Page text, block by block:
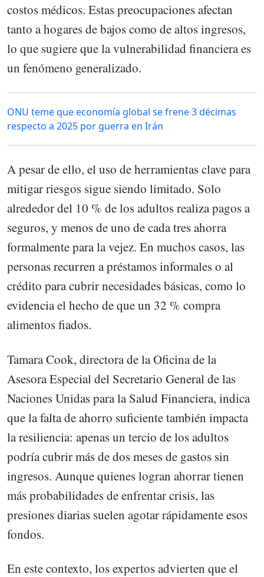
costos médicos. Estas preocupaciones afectan
tanto a hogares de bajos como de altos ingresos,
lo que sugiere que la vulnerabilidad financiera es
un fenómeno generalizado.
ONU teme que economía global se frene 3 décimas
respecto a 2025 por guerra en Irán
A pesar de ello, el uso de herramientas clave para
mitigar riesgos sigue siendo limitado. Solo
alrededor del 10 % de los adultos realiza pagos a
seguros, y menos de uno de cada tres ahorra
formalmente para la vejez. En muchos casos, las
personas recurren a préstamos informales o al
crédito para cubrir necesidades básicas, como lo
evidencia el hecho de que un 32 % compra
alimentos fiados.
Tamara Cook, directora de la Oficina de la
Asesora Especial del Secretario General de las
Naciones Unidas para la Salud Financiera, indica
que la falta de ahorro suficiente también impacta
la resiliencia: apenas un tercio de los adultos
podría cubrir más de dos meses de gastos sin
ingresos. Aunque quienes logran ahorrar tienen
más probabilidades de enfrentar crisis, las
presiones diarias suelen agotar rápidamente esos
fondos.
En este contexto, los expertos advierten que el